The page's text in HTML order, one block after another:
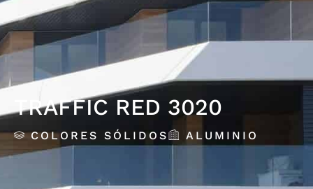
TRAFFIC RED 3020
COLORES SÓLIDOS ALUMINIO